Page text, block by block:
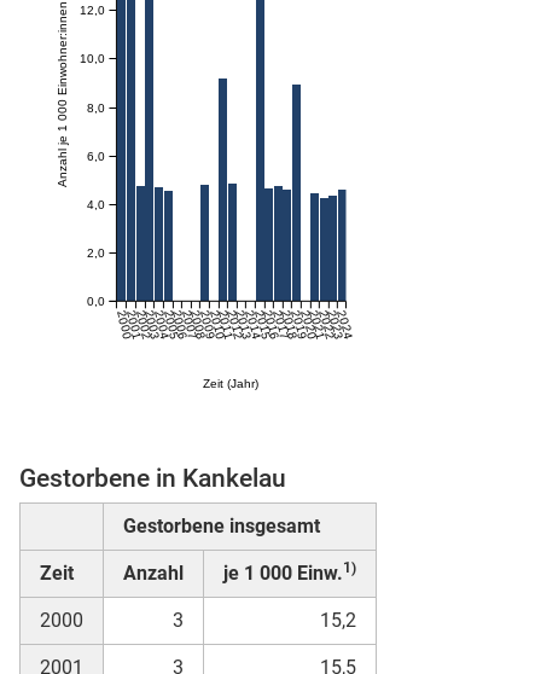
Zeit (Jahr)
200020012002200320042005200620072008200920102011201220132014201520162017201820192020202120222023
2024
Anzahl je 1 000 Einwohner:innen
0,0
2,0
4,0
6,0
8,0
10,0
12,0
Gestorbene in Kankelau
Gestorbene insgesamt
Zeit Anzahl je 1 000 Einw.1)
2000 3 15,2
2001 3 15,5